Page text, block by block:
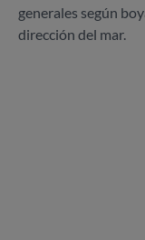
generales según
dirección del mar.